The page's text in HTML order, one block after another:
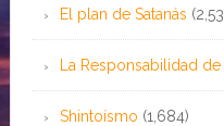
El plan de Satanás
La Responsabilidad
Shintoísmo (1,684)